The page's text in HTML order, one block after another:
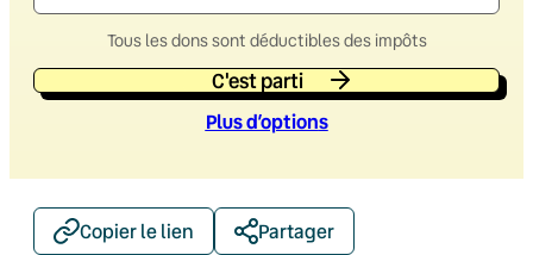
Tous les dons sont déductibles des impôts
C'est parti
Plus d’options
Copier le lien Partager